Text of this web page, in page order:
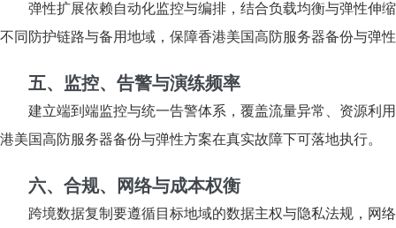
弹性扩展依赖自动化监控与编排，结合负载均衡与弹性伸
不同防护链路与备用地域，保障香港美国高防服务器备份与弹
五、监控、告警与演练频率
建立端到端监控与统一告警体系，覆盖流量异常、资源利
港美国高防服务器备份与弹性方案在真实故障下可落地执行。
六、合规、网络与成本权衡
跨境数据复制要遵循目标地域的数据主权与隐私法规，网